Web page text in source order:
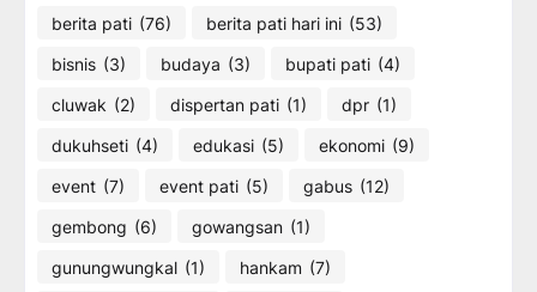
berita pati (76) berita pati hari ini (53)
bisnis (3) budaya (3) bupati pati (4)
cluwak (2) dispertan pati (1) dpr (1)
dukuhseti (4) edukasi (5) ekonomi (9)
event (7) event pati (5) gabus (12)
gembong (6) gowangsan (1)
gunungwungkal (1) hankam (7)